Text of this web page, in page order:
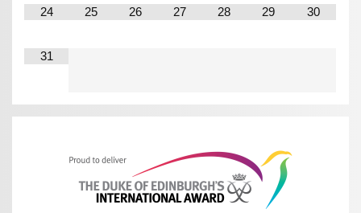
24 25 26 27 28 29 30
31